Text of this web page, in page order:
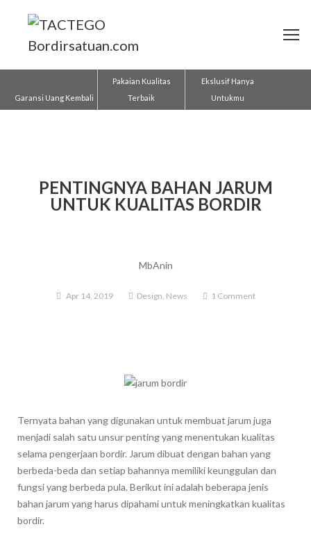
Garansi Uang Kembali
Pakaian Kualitas
Terbaik
Ekslusif Hanya
Untukmu
PENTINGNYA BAHAN JARUM
UNTUK KUALITAS BORDIR
MbAnin
Apr 14, 2019 Design, News 1 Comment
Ternyata bahan yang digunakan untuk membuat jarum juga
menjadi salah satu unsur penting yang menentukan kualitas
selama pengerjaan bordir. Jarum dibuat dengan bahan yang
berbeda-beda dan setiap bahannya memiliki keunggulan dan
fungsi yang berbeda pula. Berikut ini adalah beberapa jenis
bahan jarum yang harus dipahami untuk meningkatkan kualitas
bordir.